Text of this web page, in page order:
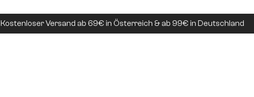
Kostenloser Versand ab 69€ in Österreich & ab 99€ in Deutschland